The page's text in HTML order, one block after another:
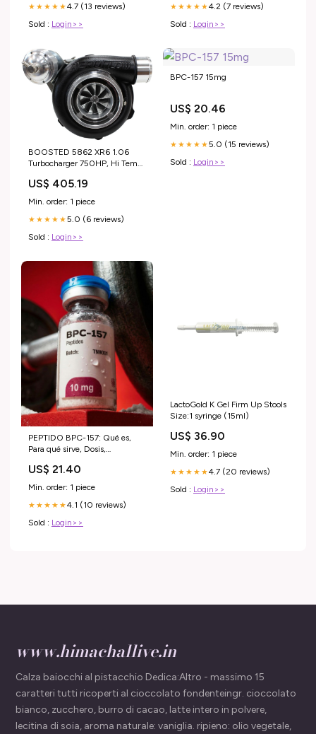
★★★★★4.7 (13 reviews)
Sold : Login>>
★★★★★4.2 (7 reviews)
Sold : Login>>
BOOSTED 5862 XR6 1.06
Turbocharger 750HP, Hi Temp
KryptalonÂ® Series
US$ 405.19
Min. order: 1 piece
★★★★★5.0 (6 reviews)
Sold : Login>>
BPC-157 15mg
US$ 20.46
Min. order: 1 piece
★★★★★5.0 (15 reviews)
Sold : Login>>
PEPTIDO BPC-157: Qué es,
Para qué sirve, Dosis,
The Fit Weekend
US$ 21.40
Min. order: 1 piece
★★★★★4.1 (10 reviews)
Sold : Login>>
LactoGold K Gel Firm Up Stools
Size:1 syringe (15ml)
US$ 36.90
Min. order: 1 piece
★★★★★4.7 (20 reviews)
Sold : Login>>
www.himachallive.in
Calza baiocchi al pistacchio Dedica:Altro - massimo 15
caratteri tutti ricoperti al cioccolato fondenteingr. cioccolato
bianco, zucchero, burro di cacao, latte intero in polvere,
lecitina di soia, aroma naturale: vaniglia. ripieno: olio vegetale,